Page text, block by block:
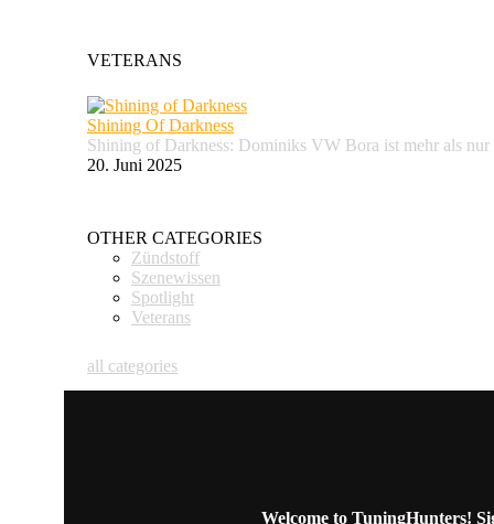
VETERANS
Shining Of Darkness
Shining of Darkness: Dominiks VW Bora ist mehr als
20. Juni 2025
OTHER CATEGORIES
Zündstoff
Szenewissen
Spotlight
Veterans
all categories
Welcome to TuningHunters!